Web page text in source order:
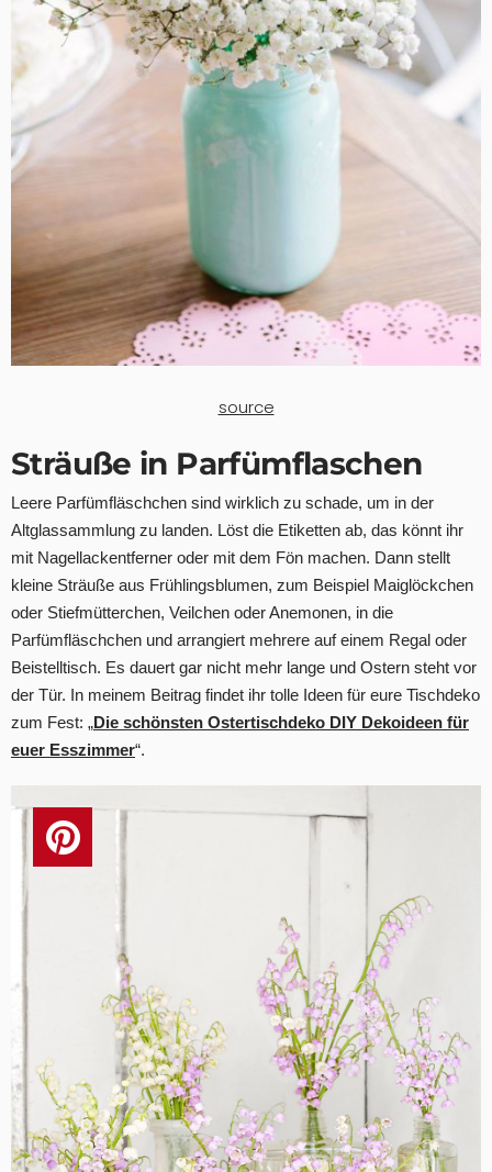
source
Sträuße in Parfümflaschen
Leere Parfümfläschchen sind wirklich zu schade, um in der
Altglassammlung zu landen. Löst die Etiketten ab, das könnt ihr
mit Nagellackentferner oder mit dem Fön machen. Dann stellt
kleine Sträuße aus Frühlingsblumen, zum Beispiel Maiglöckchen
oder Stiefmütterchen, Veilchen oder Anemonen, in die
Parfümfläschchen und arrangiert mehrere auf einem Regal oder
Beistelltisch. Es dauert gar nicht mehr lange und Ostern steht vor
der Tür. In meinem Beitrag findet ihr tolle Ideen für eure Tischdeko
zum Fest: „Die schönsten Ostertischdeko DIY Dekoideen für
euer Esszimmer“.